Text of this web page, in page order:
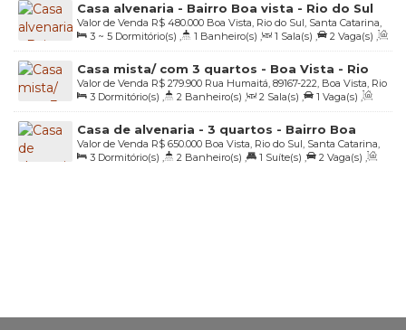
11.50m Lado Direito: 36.05m , Lado Esquerdo: 36.69m
Casa alvenaria - Bairro Boa vista - Rio do Sul
R$ 480.000
Valor de Venda
Boa Vista, Rio do Sul, Santa Catarina,
Brasil
3 ~ 5 Dormitório(s) , 1 Banheiro(s) , 1 Sala(s) , 2 Vaga(s) ,
Útil: 140.00m² , Terreno: 447.50m² , Fundos: 19.80m ,
Frente:
16.00m Lado Direito: 25.40m , Lado Esquerdo: 25.00 m
Casa mista/ com 3 quartos - Boa Vista - Rio
do Sul - SC R$ 279.900
Valor de Venda
Rua Humaitá, 89167-222, Boa Vista, Rio
do Sul, Santa Catarina, Brasil
3 Dormitório(s) , 2 Banheiro(s) , 2 Sala(s) , 1 Vaga(s) ,
Útil: 112.00m² , Terreno: 280.00m² , Fundos: 20.00m ,
Frente:
20.00m , Lado Direito: 16 .00m , Lado Esquerdo: 8.00 m
Casa de alvenaria - 3 quartos - Bairro Boa
Vista - Rio do Sul/SC
R$ 650.000
Valor de Venda
Boa Vista, Rio do Sul, Santa Catarina,
Brasil
3 Dormitório(s) , 2 Banheiro(s) , 1 Suíte(s) , 2 Vaga(s) ,